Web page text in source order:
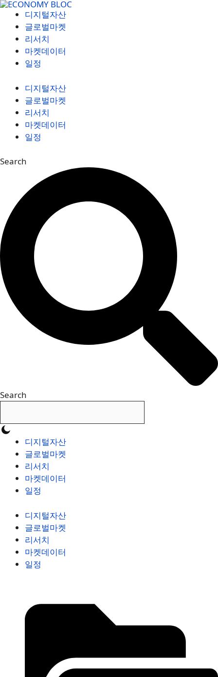
컨
디지털자산
글로벌마켓
리서치
마켓데이터
일정
디지털자산
글로벌마켓
리서치
마켓데이터
일정
Search
Search
디지털자산
글로벌마켓
리서치
마켓데이터
일정
디지털자산
글로벌마켓
리서치
마켓데이터
일정